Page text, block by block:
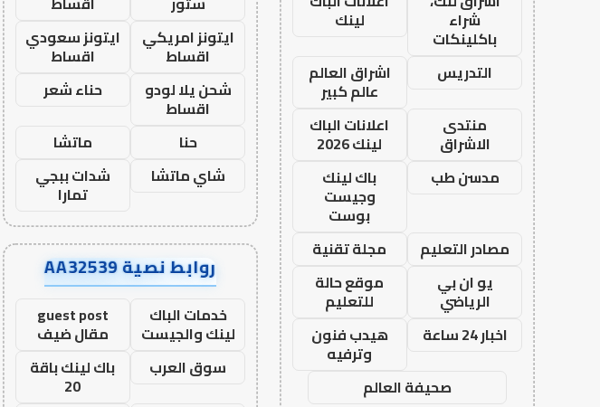
شراء
باكلينكات
لينك
التدريس
اشراق العالم
عالم كبير
منتدى
الاشراق
اعلانات الباك
لينك 2026
مدسن طب
باك لينك
وجيست
بوست
مصادر التعليم
مجلة تقنية
يو ان بي
الرياضي
موقع حالة
للتعليم
اخبار 24 ساعة
هيدب فنون
وترفيه
صحيفة العالم
ايتونز امريكي
اقساط
ايتونز سعودي
اقساط
شحن يلا لودو
اقساط
حناء شعر
حنا
ماتشا
شاي ماتشا
شدات ببجي
تمارا
روابط نصية AA32539
خدمات الباك
لينك والجيست
guest post
مقال ضيف
سوق العرب
باك لينك باقة
20